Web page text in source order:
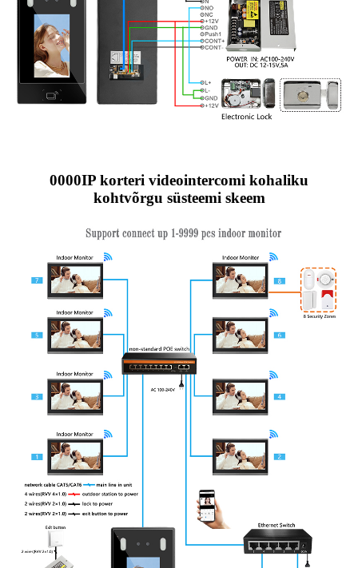
0000IP korteri videointercomi kohaliku
kohtvõrgu süsteemi skeem